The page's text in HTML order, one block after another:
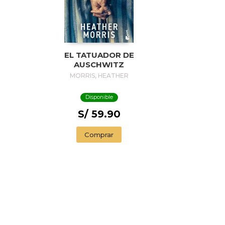
EL TATUADOR DE
AUSCHWITZ
MORRIS, HEATHER
Disponible
S/ 59.90
Comprar